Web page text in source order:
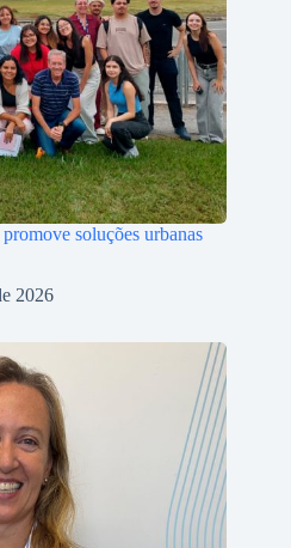
soluções urbanas
2026